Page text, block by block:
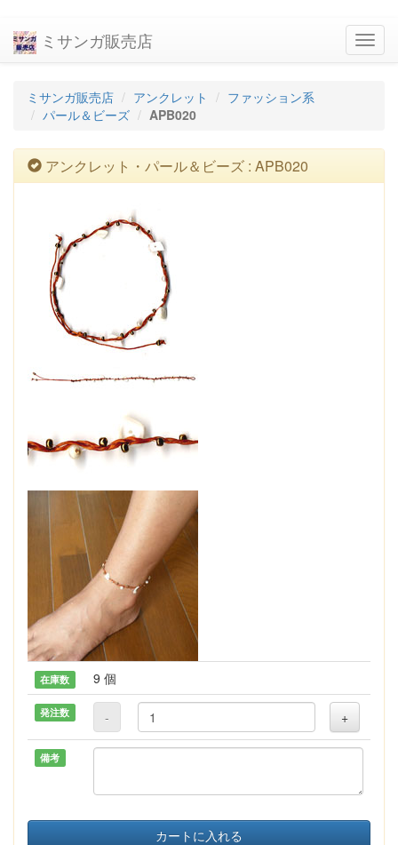
ミサンガ販売店
ミサンガ販売店 アンクレット
ファッション系
パール＆ビーズ
APB020
アンクレット・パール＆ビーズ : APB020
在庫数 9 個
発注数 - +
備考
カートに入れる